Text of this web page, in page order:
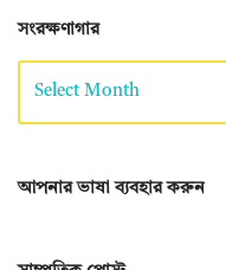
সংরক্ষণাগার
আপনার ভাষা ব্যবহার করুন